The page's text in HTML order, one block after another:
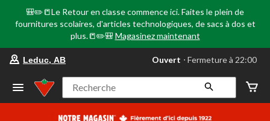
🎒✏️📒Le Retour en classe commence ici. Faites le plein de
fournitures scolaires, d'articles technologiques, de sacs à dos et
plus.📒✏️🎒 Magasinez maintenant
votre
préféré
Leduc,
AB,
courament
Leduc, AB Ouvert ⋅ Fermeture à 22:00
Recherche